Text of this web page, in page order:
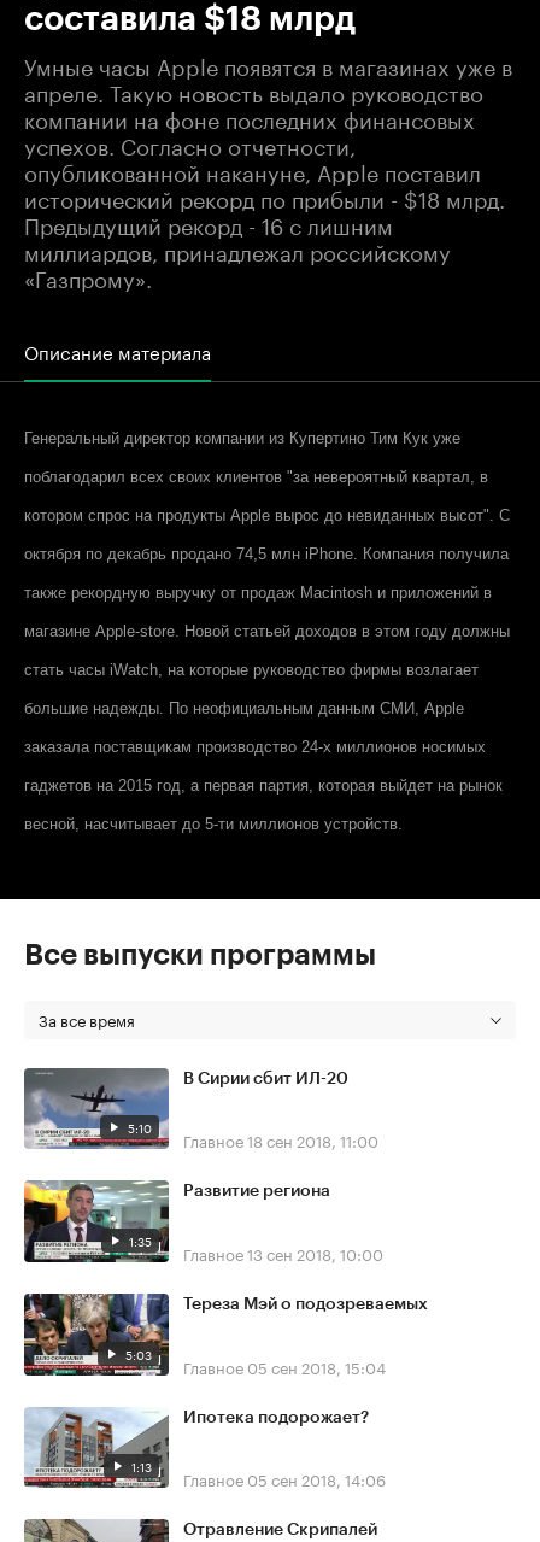
составила $18 млрд
Умные часы Apple появятся в магазинах уже в
апреле. Такую новость выдало руководство
компании на фоне последних финансовых
успехов. Согласно отчетности,
опубликованной накануне, Apple поставил
исторический рекорд по прибыли - $18 млрд.
Предыдущий рекорд - 16 с лишним
миллиардов, принадлежал российскому
«Газпрому».
Описание материала
Генеральный директор компании из Купертино Тим Кук уже
поблагодарил всех своих клиентов "за невероятный квартал, в
котором спрос на продукты Apple вырос до невиданных высот". С
октября по декабрь продано 74,5 млн iPhone . Компания получила
также рекордную выручку от продаж Macintosh и приложений в
магазине Apple-store . Новой статьей доходов в этом году должны
стать часы iWatch , на которые руководство фирмы возлагает
большие надежды. По неофициальным данным СМИ, Apple
заказала поставщикам производство 24-х миллионов носимых
гаджетов на 2015 год, а первая партия, которая выйдет на рынок
весной, насчитывает до 5-ти миллионов устройств.
Все выпуски программы
За все время
5:10
В Сирии сбит ИЛ-20
Главное18 сен 2018, 11:00
1:35
Развитие региона
Главное13 сен 2018, 10:00
5:03
Тереза Мэй о подозреваемых
Главное 05 сен 2018, 15:04
1:13
Ипотека подорожает?
Главное 05 сен 2018, 14:06
Отравление Скрипалей